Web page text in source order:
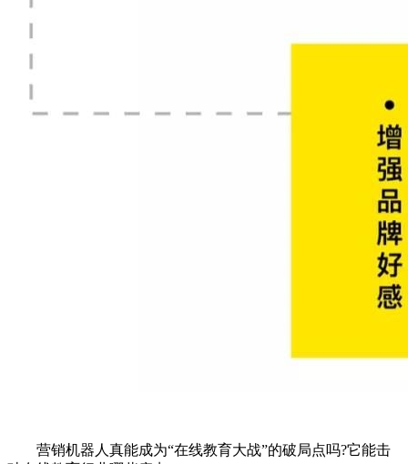
营销机器人真能成为“在线教育大战”的破局点吗?它能击